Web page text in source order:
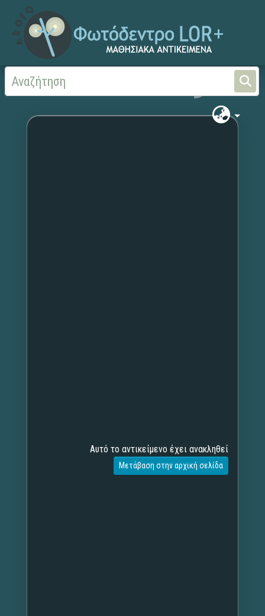
Αρχική Χωρίς τίτλο
Αυτό το αντικείμενο έχει ανακληθεί
Μετάβαση στην αρχική σελίδα